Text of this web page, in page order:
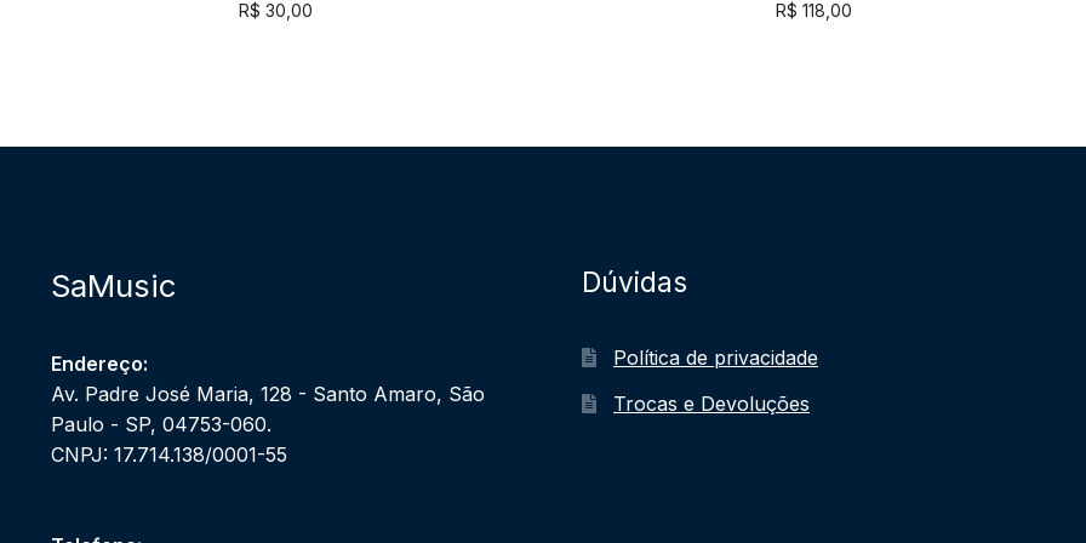
R$ 30,00 R$ 118,00
SaMusic
Endereço:
Av. Padre José Maria, 128 - Santo Amaro, São
Paulo - SP, 04753-060.
CNPJ: 17.714.138/0001-55
Dúvidas
Política de privacidade
Trocas e Devoluções